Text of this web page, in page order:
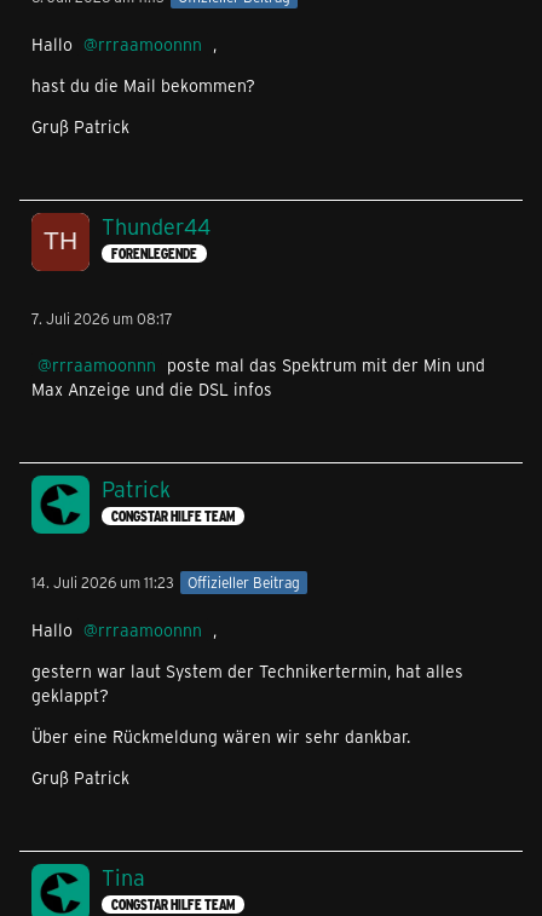
Hallo rrraamoonnn ,
hast du die Mail bekommen?
Gruß Patrick
Thunder44
FORENLEGENDE
7. Juli 2026 um 08:17
rrraamoonnn poste mal das Spektrum mit der Min und
Max Anzeige und die DSL infos
Patrick
CONGSTAR HILFE TEAM
14. Juli 2026 um 11:23 Offizieller Beitrag
Hallo rrraamoonnn ,
gestern war laut System der Technikertermin, hat alles
geklappt?
Über eine Rückmeldung wären wir sehr dankbar.
Gruß Patrick
Tina
CONGSTAR HILFE TEAM